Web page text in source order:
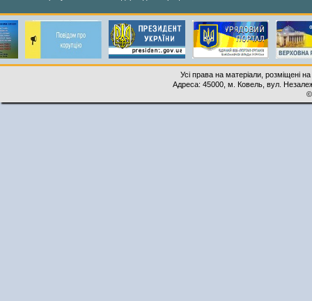
Усі права на матеріали, розміщені
Адреса: 45000, м. Ковель, вул.